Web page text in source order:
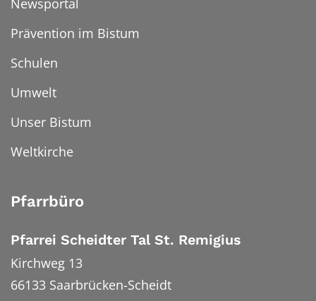
Prävention im Bistum
Schulen
Umwelt
Unser Bistum
Weltkirche
Pfarrbüro
Pfarrei Scheidter Tal St. Remigius
Kirchweg 13
66133 Saarbrücken-Scheidt